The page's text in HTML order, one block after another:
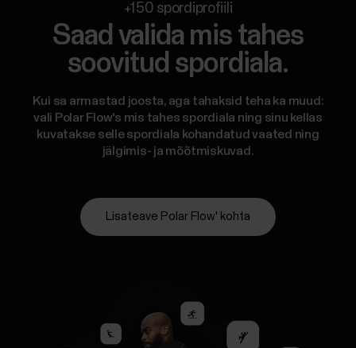
+150 spordiprofiili
Saad valida mis tahes
soovitud spordiala.
Kui sa armastad joosta, aga tahaksid teha ka muud:
vali Polar Flow's mis tahes spordiala ning sinu kellas
kuvatakse selle spordiala kohandatud vaated ning
jälgimis- ja mõõtmiskuvad.
Lisateave Polar Flow' kohta